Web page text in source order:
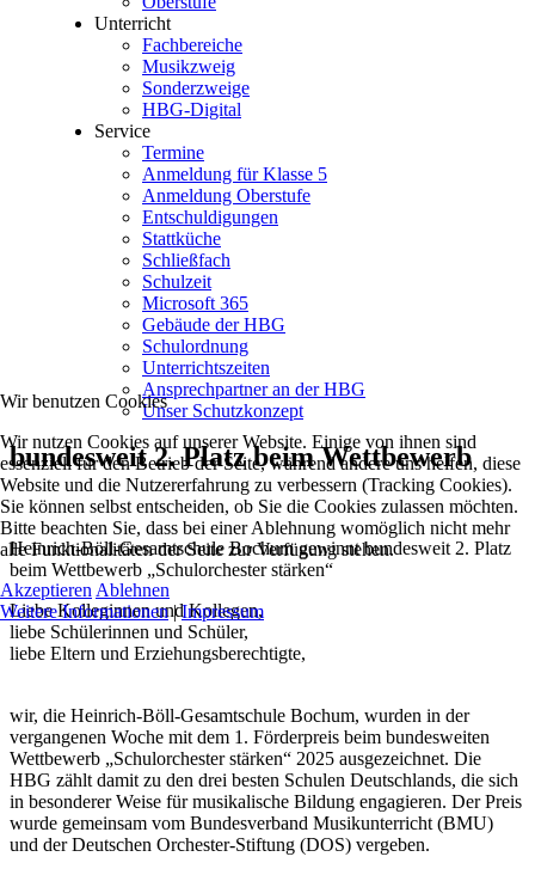
Unterricht
Fachbereiche
Musikzweig
Sonderzweige
HBG-Digital
Service
Termine
Anmeldung für Klasse 5
Anmeldung Oberstufe
Entschuldigungen
Stattküche
Schließfach
Schulzeit
Microsoft 365
Gebäude der HBG
Schulordnung
Unterrichtszeiten
Ansprechpartner an der HBG
Unser Schutzkonzept
bundesweit 2. Platz beim Wettbewerb
Heinrich-Böll-Gesamtschule Bochum gewinnt bundesweit 2. Platz
beim Wettbewerb „Schulorchester stärken“
Liebe Kolleginnen und Kollegen,
liebe Schülerinnen und Schüler,
liebe Eltern und Erziehungsberechtigte,
wir, die Heinrich-Böll-Gesamtschule Bochum, wurden in der
vergangenen Woche mit dem 1. Förderpreis beim bundesweiten
Wettbewerb „Schulorchester stärken“ 2025 ausgezeichnet. Die
HBG zählt damit zu den drei besten Schulen Deutschlands, die sich
in besonderer Weise für musikalische Bildung engagieren. Der Preis
wurde gemeinsam vom Bundesverband Musikunterricht (BMU)
und der Deutschen Orchester-Stiftung (DOS) vergeben.
Wir benutzen Cookies
Wir nutzen Cookies auf unserer Website. Einige von ihnen sind
essenziell für den Betrieb der Seite, während andere uns helfen, diese
Website und die Nutzererfahrung zu verbessern (Tracking Cookies).
Sie können selbst entscheiden, ob Sie die Cookies zulassen möchten.
Bitte beachten Sie, dass bei einer Ablehnung womöglich nicht mehr
alle Funktionalitäten der Seite zur Verfügung stehen.
Akzeptieren Ablehnen
Weitere Informationen|Impressum